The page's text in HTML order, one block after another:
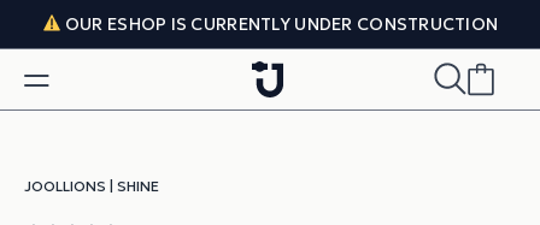
Skip to content
OUR ESHOP IS CURRENTLY UNDER CONSTRUCTION
JOOLLIONS SHINE